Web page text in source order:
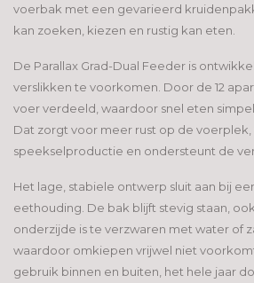
voerbak met een gevarieerd
kan zoeken, kiezen en rustig kan eten.
De Parallax Grad-Dual Feeder is
verslikken te voorkomen. Door de 12
voer verdeeld, waardoor snel eten
Dat zorgt voor meer rust op de
speekselproductie en ondersteunt de
Het lage, stabiele ontwerp sluit aan bij
eethouding. De bak blijft stevig staan,
onderzijde is te verzwaren met water of
waardoor omkiepen vrijwel niet
gebruik binnen en buiten, het hele jaar